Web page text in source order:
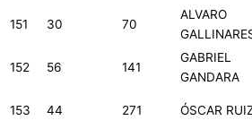
151 30 70
ALVARO
152 56 141
GABRIEL
GANDARA
153 44 271 ÓSCAR